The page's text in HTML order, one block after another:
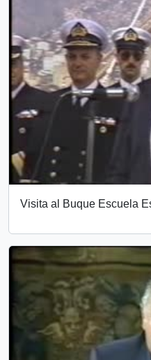
Visita al Buque Escuela